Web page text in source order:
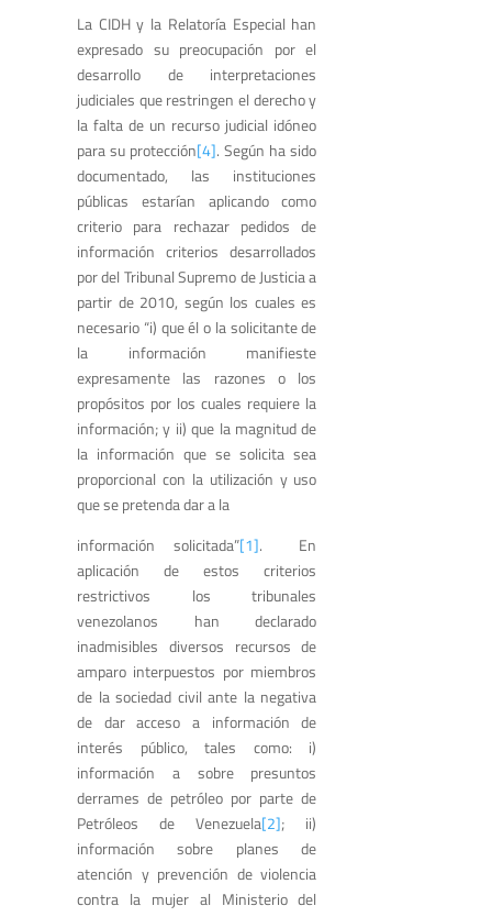
La CIDH y la Relatoría Especial han
expresado su preocupación por el
desarrollo de interpretaciones
judiciales que restringen el derecho y
la falta de un recurso judicial idóneo
para su protección[4]. Según ha sido
documentado, las instituciones
públicas estarían aplicando como
criterio para rechazar pedidos de
información criterios desarrollados
por del Tribunal Supremo de Justicia a
partir de 2010, según los cuales es
necesario “i) que él o la solicitante de
la información manifieste
expresamente las razones o los
propósitos por los cuales requiere la
información; y ii) que la magnitud de
la información que se solicita sea
proporcional con la utilización y uso
que se pretenda dar a la
información solicitada”[1]. En
aplicación de estos criterios
restrictivos los tribunales
venezolanos han declarado
inadmisibles diversos recursos de
amparo interpuestos por miembros
de la sociedad civil ante la negativa
de dar acceso a información de
interés público, tales como: i)
información a sobre presuntos
derrames de petróleo por parte de
Petróleos de Venezuela[2]; ii)
información sobre planes de
atención y prevención de violencia
contra la mujer al Ministerio del